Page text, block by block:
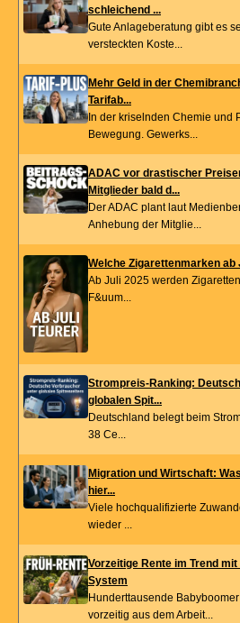
schleichend ...
Gute Anlageberatung gibt es
versteckten Koste...
Mehr Geld in der
Tarifab...
In der kriselnden Chemie und
Bewegung. Gewerks...
ADAC vor drastischer
Mitglieder bald d...
Der ADAC plant laut
Anhebung der Mitglie...
Welche Zigarettenmarken
Ab Juli 2025 werden
F&uum...
Strompreis-Ranking:
globalen Spit...
Deutschland belegt beim
38 Ce...
Migration und Wirtschaft:
hier...
Viele hochqualifizierte
wieder ...
Vorzeitige Rente im Trend
System
Hunderttausende
vorzeitig aus dem Arbeit...